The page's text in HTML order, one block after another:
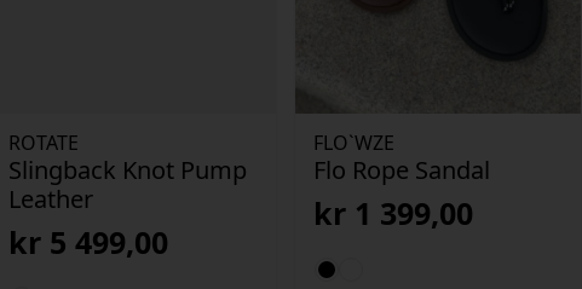
ROTATE
Slingback Knot Pump
Leather
kr 5 499,00
FLO`WZE
Flo Rope Sandal
kr 1 399,00